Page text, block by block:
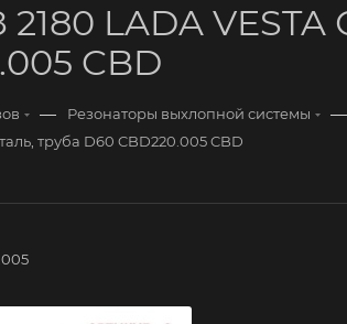
LADA
CBD
— Резонаторы выхлопной системы —
труба D60 CBD220.005 CBD